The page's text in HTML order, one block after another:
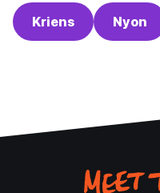
Kriens Nyon